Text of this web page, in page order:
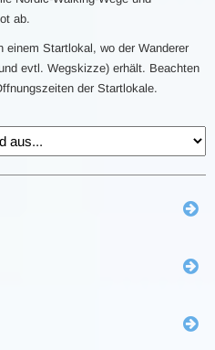
ab.
einem Startlokal, wo der Wanderer
evtl. Wegskizze) erhält. Beachten
der Startlokale.